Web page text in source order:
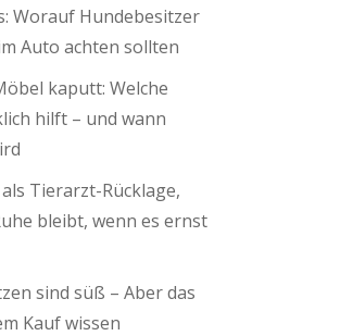
Worauf Hundebesitzer
Auto achten sollten
kaputt: Welche
hilft – und wann
Tierarzt-Rücklage,
bleibt, wenn es ernst
sind süß – Aber das
Kauf wissen